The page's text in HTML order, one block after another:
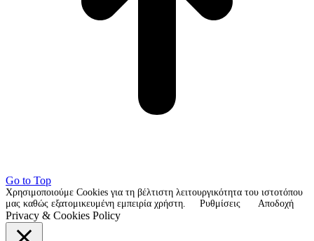
Go to Top
Χρησιμοποιούμε Cookies για τη βέλτιστη λειτουργικότητα του ιστοτόπου
μας καθώς εξατομικευμένη εμπειρία χρήστη.
Ρυθμίσεις Αποδοχή
Privacy & Cookies Policy